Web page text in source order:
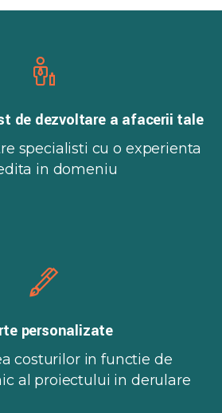
de dezvoltare a afacerii tale
specialisti cu o experienta
in domeniu
personalizate
costurilor in functie de
al proiectului in derulare